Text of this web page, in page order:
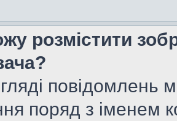
розмістити
повідомлень
поряд з іменем